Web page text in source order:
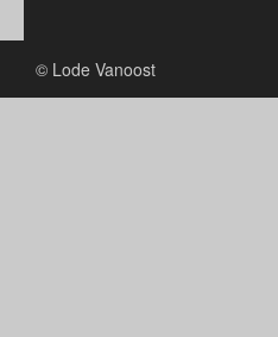
© Lode Vanoost